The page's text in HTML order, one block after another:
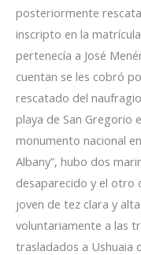
posteriormente
inscripto en la
pertenecía a José
cuentan se les cobró
rescatado del
playa de San Gregorio
monumento nacional
Albany”, hubo dos
desaparecido y el otro
joven de tez clara y
voluntariamente a las
trasladados a Ushuaia